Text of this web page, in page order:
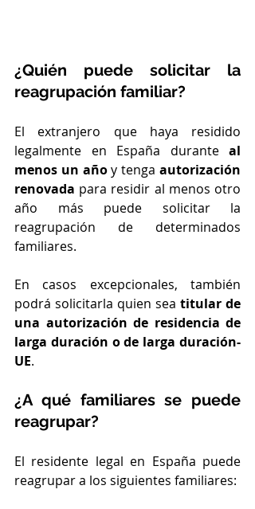
¿Quién puede solicitar la
reagrupación familiar?
El extranjero que haya residido
legalmente en España durante al
menos un año y tenga autorización
renovada para residir al menos otro
año más puede solicitar la
reagrupación de determinados
familiares.
En casos excepcionales, también
podrá solicitarla quien sea titular de
una autorización de residencia de
larga duración o de larga duración-
UE.
¿A qué familiares se puede
reagrupar?
El residente legal en España puede
reagrupar a los siguientes familiares: